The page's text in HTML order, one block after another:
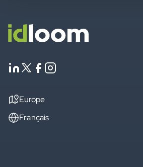
Europe
Français